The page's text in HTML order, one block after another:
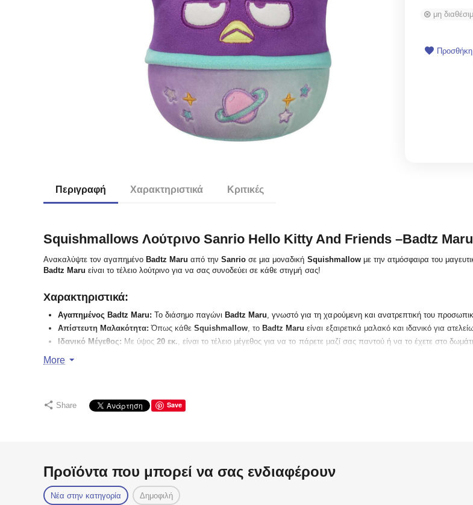
μη
Περιγραφή Χαρακτηριστικά Κριτικές
Squishmallows Λούτρινο Sanrio Hello Kitty And Friends –Badtz
Ανακαλύψτε τον αγαπημένοBadtz Maru από τηνSanrio σε μια μοναδική Squishmallowμε την ατμόσφαιρα του
Badtz Maru είναι το τέλειο λούτρινο για να σας συνοδεύει σε κάθε στιγμή σας!
Χαρακτηριστικά:
Αγαπημένος Badtz Maru: Το διάσημο παγώνιBadtz Maru , γνωστό για τη χαρούμενη και ανατρεπτική του
Απίστευτη Μαλακότητα: Όπως κάθεSquishmallow , τοBadtz Maru είναι εξαιρετικά μαλακό και ιδανικό για
Ιδανικό Μέγεθος: Με ύψος20 εκ. , είναι το τέλειο μέγεθος για να το πάρετε μαζί σας παντού ή να το έχετε στο
κόσμου.
Χαρούμενος και Σαρκαστικός:Ο
Κωδικός Προϊόντος:JWSQ0479-5
Ηλικιακή Ομάδα:3+
Διαστάσεις:Ύψος 20 εκ.
More
Share Save
Προϊόντα που μπορεί να σας ενδιαφέρουν
Νέα στην κατηγορία Δημοφιλή